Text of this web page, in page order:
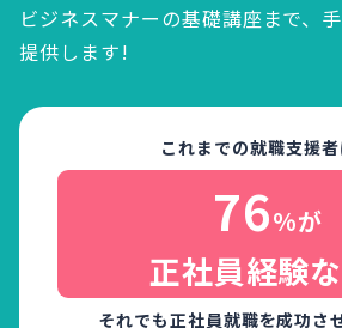
ビジネスマナーの基礎講座まで、
提供します!
これまでの就職支援者
76%が
正社員経験
それでも正社員就職を成功さ